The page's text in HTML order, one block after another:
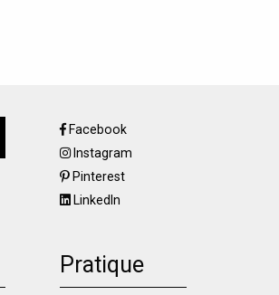
Facebook
Instagram
Pinterest
LinkedIn
Pratique